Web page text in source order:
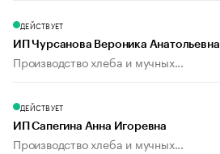
ДЕЙСТВУЕТ
ИП Чурсанова Вероника Анатольевна
Производство хлеба и мучных...
ДЕЙСТВУЕТ
ИП Сапегина Анна Игоревна
Производство хлеба и мучных...